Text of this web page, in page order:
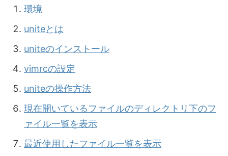
環境
uniteとは
uniteのインストール
vimrcの設定
uniteの操作方法
現在開いているファイルのディレクトリ下のフ
ァイル一覧を表示
最近使用したファイル一覧を表示